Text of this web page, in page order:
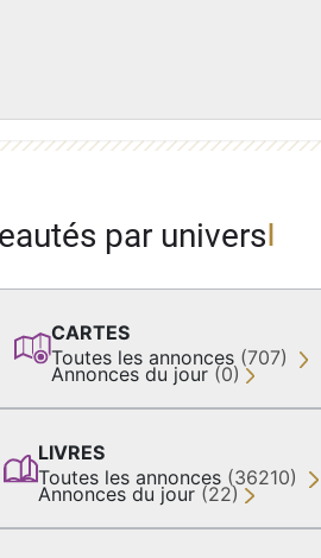
par univers
CARTES
Toutes les annonces (707)
Annonces du jour (0)
LIVRES
Toutes les annonces (36210)
Annonces du jour (22)